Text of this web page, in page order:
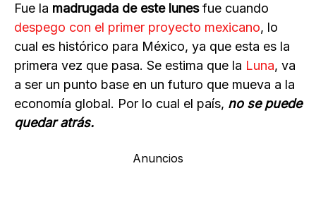
Fue la madrugada de este lunesfue cuando
despego con el primer proyecto mexicano, lo
cual es histórico para México, ya que esta es la
primera vez que pasa. Se estima que la Luna, va
a ser un punto base en un futuro que mueva a la
economía global. Por lo cual el país, no se puede
quedar atrás.
Anuncios